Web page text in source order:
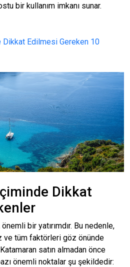
bir kullanım imkanı sunar.
Edilmesi Gereken 10
Dikkat
önemli bir yatırımdır. Bu nedenle,
ve tüm faktörleri göz önünde
satın almadan önce
önemli noktalar şu şekildedir: